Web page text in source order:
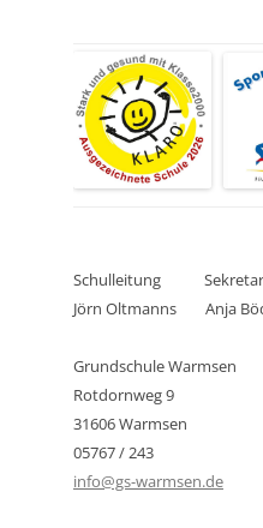
MIT
I
ERZIEHUNG
Schulleitung
Jörn Oltmanns Anja
Grundschule Warmsen
Rotdornweg 9
31606 Warmsen
05767 / 243
info@gs-warmsen.de